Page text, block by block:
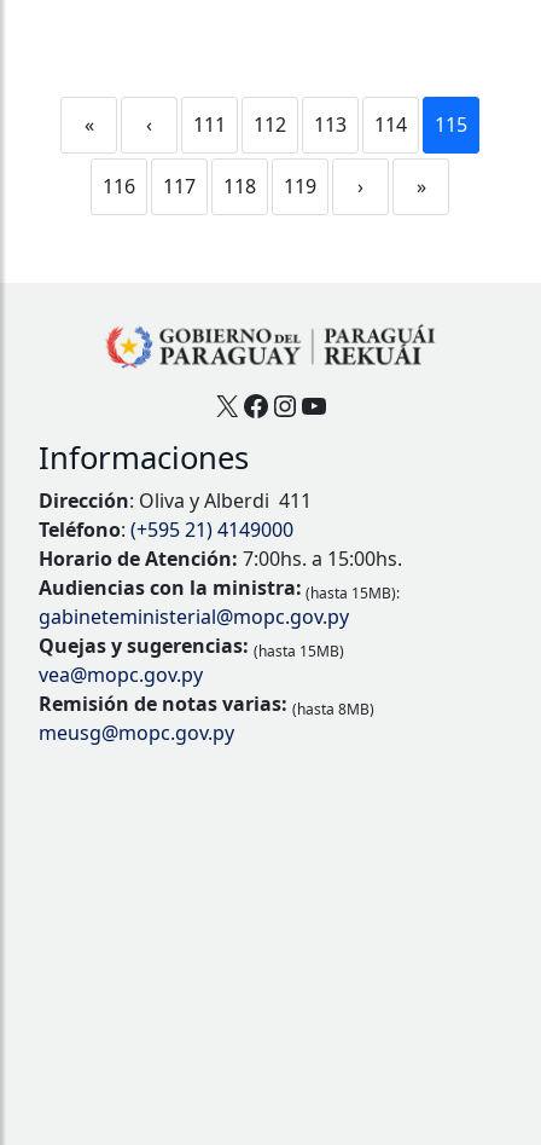
« ‹ 111 112 113 114 115
116 117 118 119 › »
X Facebook
Instagram
YouTube
Informaciones
Dirección: Oliva y Alberdi 411
Teléfono: (+595 21) 4149000
Horario de Atención: 7:00hs. a 15:00hs.
Audiencias con la ministra: (hasta 15MB):
gabineteministerial@mopc.gov.py
Quejas y sugerencias: (hasta 15MB)
vea@mopc.gov.py
Remisión de notas varias: (hasta 8MB)
meusg@mopc.gov.py